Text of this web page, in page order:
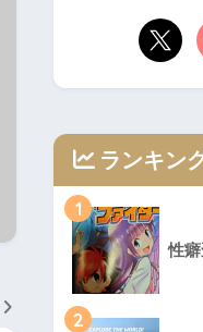
ランキン
1
性
2